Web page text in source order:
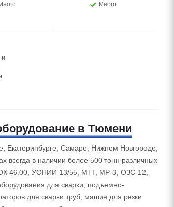
Много
и
в Тюмени
Екатеринбурге, Самаре, Нижнем Новгороде,
всегда в наличии более 500 тонн различных
ОК 46.00, УОНИИ 13/55, МТГ, МР-3, ОЗС-12,
для сварки, подъемно-
для сварки труб, машин для резки